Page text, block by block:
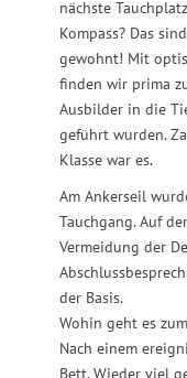
nächste
Kompass? Das
gewohnt! Mit
finden wir prima
Ausbilder in die
geführt wurden.
Klasse war es.
Am Ankerseil
Tauchgang. Auf
Vermeidung der
der Basis.
Wohin geht es
Nach einem
Bett. Wieder viel